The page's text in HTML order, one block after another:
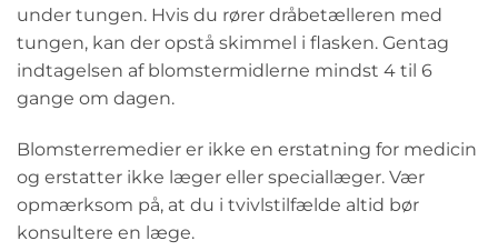
under tungen. Hvis du rører dråbetælleren med
tungen, kan der opstå skimmel i flasken. Gentag
indtagelsen af blomstermidlerne mindst 4 til 6
gange om dagen.
Blomsterremedier er ikke en erstatning for medicin
og erstatter ikke læger eller speciallæger. Vær
opmærksom på, at du i tvivlstilfælde altid bør
konsultere en læge.